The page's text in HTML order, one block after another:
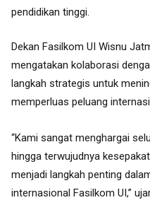
pendidikan tinggi.
Dekan Fasilkom UI Wisnu
mengatakan kolaborasi
langkah strategis untuk
memperluas peluang
“Kami sangat menghargai
hingga terwujudnya
menjadi langkah penting
internasional Fasilkom UI,”